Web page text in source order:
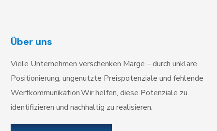
Über uns
Viele Unternehmen verschenken Marge – durch unklare
Positionierung, ungenutzte Preispotenziale und fehlende
Wertkommunikation.Wir helfen, diese Potenziale zu
identifizieren und nachhaltig zu realisieren.